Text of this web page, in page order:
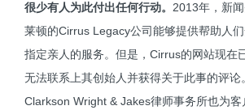
很少有人为此付出任何行动。 2013年，新
莱顿的Cirrus Legacy公司能够提供帮助人
指定亲人的服务。但是，Cirrus的网站现在
无法联系上其创始人并获得关于此事的评论
Clarkson Wright & Jakes律师事务所也为客